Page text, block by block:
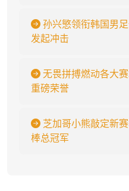
孙兴慜领衔韩国男
发起冲击
无畏拼搏燃动各大
重磅荣誉
芝加哥小熊敲定新
棒总冠军